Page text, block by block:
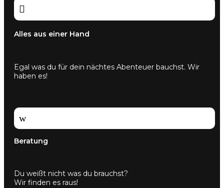

Alles aus einer Hand
Egal was du für dein nächtes Abenteuer bauchst. Wir
haben es!
w
Beratung
Du weißt nicht was du brauchst?
Wir finden es raus!